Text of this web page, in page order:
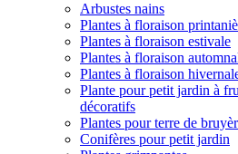
Arbustes nains
Plantes à floraison
Plantes à floraison estivale
Plantes à floraison
Plantes à floraison
Plante pour petit jardin à
décoratifs
Plantes pour terre de
Conifères pour petit jardin